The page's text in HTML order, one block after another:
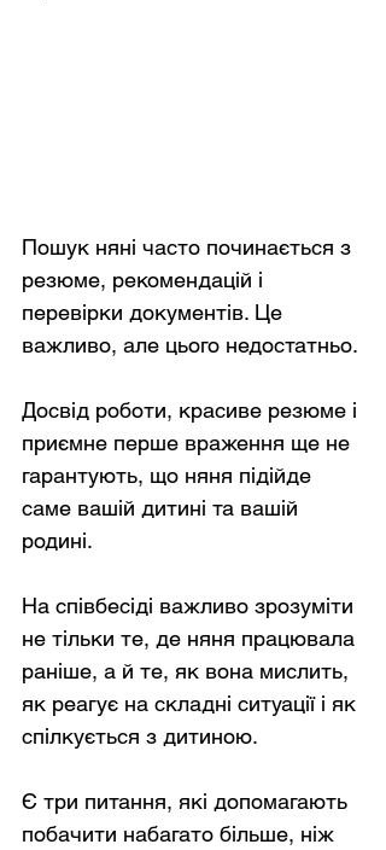
Пошук няні часто починається з
резюме, рекомендацій і
перевірки документів. Це
важливо, але цього недостатньо.
Досвід роботи, красиве резюме і
приємне перше враження ще не
гарантують, що няня підійде
саме вашій дитині та вашій
родині.
На співбесіді важливо зрозуміти
не тільки те, де няня працювала
раніше, а й те, як вона мислить,
як реагує на складні ситуації і як
спілкується з дитиною.
Є три питання, які допомагають
побачити набагато більше, ніж